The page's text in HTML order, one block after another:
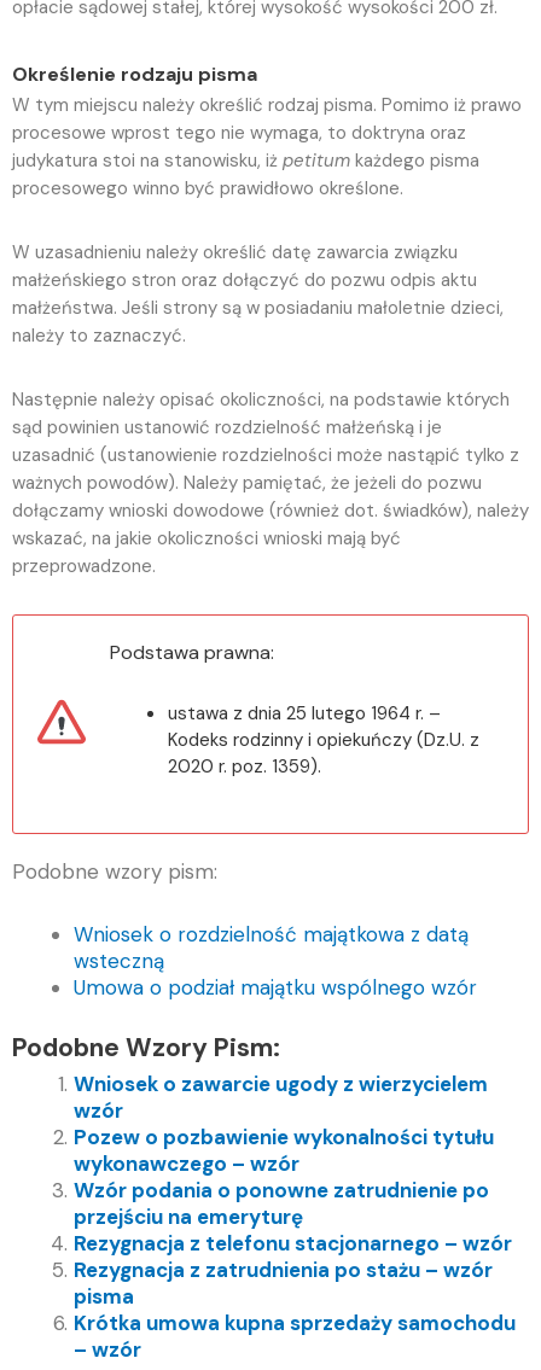
opłacie sądowej stałej, której wysokość wysokości 200 zł.
Określenie rodzaju pisma
W tym miejscu należy określić rodzaj pisma. Pomimo iż prawo
procesowe wprost tego nie wymaga, to doktryna oraz
judykatura stoi na stanowisku, iż petitum każdego pisma
procesowego winno być prawidłowo określone.
W uzasadnieniu należy określić datę zawarcia związku
małżeńskiego stron oraz dołączyć do pozwu odpis aktu
małżeństwa. Jeśli strony są w posiadaniu małoletnie dzieci,
należy to zaznaczyć.
Następnie należy opisać okoliczności, na podstawie których
sąd powinien ustanowić rozdzielność małżeńską i je
uzasadnić (ustanowienie rozdzielności może nastąpić tylko z
ważnych powodów). Należy pamiętać, że jeżeli do pozwu
dołączamy wnioski dowodowe (również dot. świadków), należy
wskazać, na jakie okoliczności wnioski mają być
przeprowadzone.
Podstawa prawna:
ustawa z dnia 25 lutego 1964 r. –
Kodeks rodzinny i opiekuńczy (Dz.U. z
2020 r. poz. 1359).
Podobne wzory pism:
Wniosek o rozdzielność majątkowa z datą
wsteczną
Umowa o podział majątku wspólnego wzór
Podobne Wzory Pism:
Wniosek o zawarcie ugody z wierzycielem
wzór
Pozew o pozbawienie wykonalności tytułu
wykonawczego – wzór
Wzór podania o ponowne zatrudnienie po
przejściu na emeryturę
Rezygnacja z telefonu stacjonarnego – wzór
Rezygnacja z zatrudnienia po stażu – wzór
pisma
Krótka umowa kupna sprzedaży samochodu
– wzór